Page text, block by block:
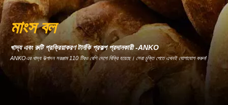
মাংস বল
খাদ্য এবং রুটি প্রক্রিয়াকরণ টার্নকি প্রকল্প প্রদানকারী -ANKO
ANKOএর খাদ্য উত্পাদন সরঞ্জাম 110 টিরও বেশি দেশে বিক্রি হয়েছে। সেরা চুক্তি পেতে এখনই যোগাযোগ করুন!